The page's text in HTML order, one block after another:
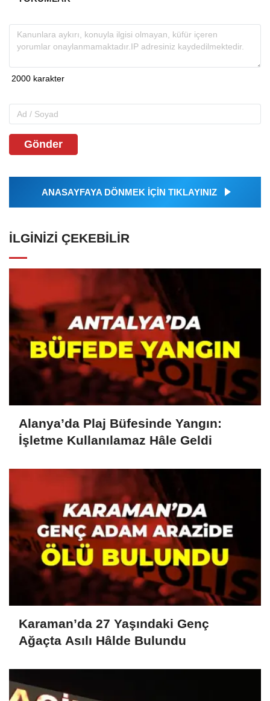
Gönder
ANASAYFAYA DÖNMEK İÇİN TIKLAYINIZ
İLGINIZI ÇEKEBILIR
Alanya’da Plaj Büfesinde Yangın:
İşletme Kullanılamaz Hâle Geldi
Karaman’da 27 Yaşındaki Genç
Ağaçta Asılı Hâlde Bulundu